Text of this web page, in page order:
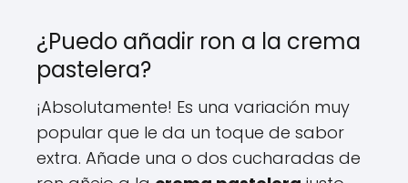
¿Puedo añadir ron a la crema
pastelera?
¡Absolutamente! Es una variación muy
popular que le da un toque de sabor
extra. Añade una o dos cucharadas de